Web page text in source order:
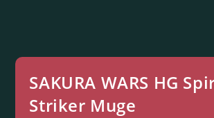
SAKURA WARS HG
Striker Muge